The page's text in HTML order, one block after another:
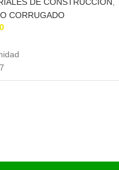
CORRUGADO
7